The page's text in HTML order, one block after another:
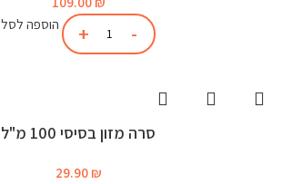
הוספה לסל
סרה מזון בסיסי 100 מ"ל
29.90 ₪